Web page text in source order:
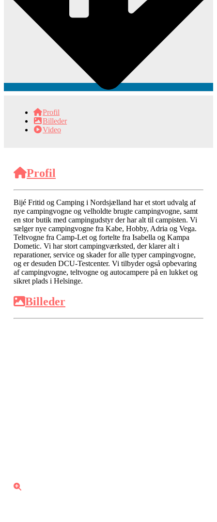
Profil
Billeder
Video
Profil
Bijé Fritid og Camping i Nordsjælland har et stort udvalg af
nye campingvogne og velholdte brugte campingvogne, samt
en stor butik med campingudstyr der har alt til campisten. Vi
sælger nye campingvogne fra Kabe, Hobby, Adria og Vega.
Teltvogne fra Camp-Let og fortelte fra Isabella og Kampa
Dometic. Vi har stort campingværksted, der klarer alt i
reparationer, service og skader for alle typer campingvogne,
og er desuden DCU-Testcenter. Vi tilbyder også opbevaring
af campingvogne, teltvogne og autocampere på en lukket og
sikret plads i Helsinge.
Billeder